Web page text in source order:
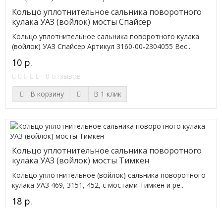
Кольцо уплотнительное сальника поворотного
кулака УАЗ (войлок) мосты Спайсер
Кольцо уплотнительное сальника поворотного кулака
(войлок) УАЗ Спайсер Артикул 3160-00-2304055 Вес..
10 р.
0 отзывов
В корзину
В 1 клик
Кольцо уплотнительное сальника поворотного
кулака УАЗ (войлок) мосты Тимкен
Кольцо уплотнительное (войлок) сальника поворотного
кулака УАЗ 469, 3151, 452, с мостами Тимкен и ре..
18 р.